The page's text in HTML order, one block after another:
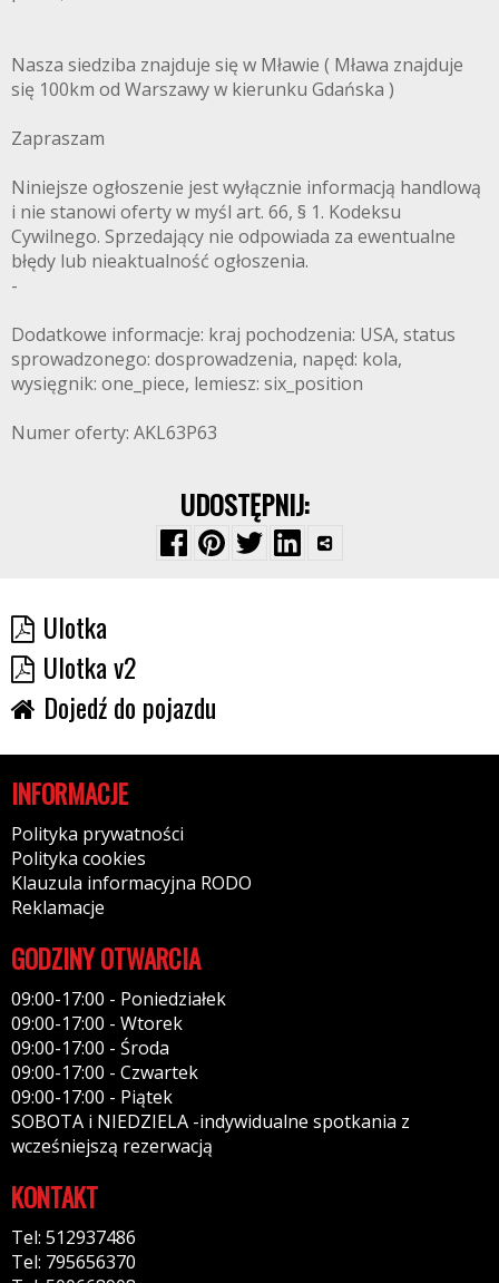
Nasza siedziba znajduje się w Mławie ( Mława znajduje
się 100km od Warszawy w kierunku Gdańska )
Zapraszam
Niniejsze ogłoszenie jest wyłącznie informacją handlową
i nie stanowi oferty w myśl art. 66, § 1. Kodeksu
Cywilnego. Sprzedający nie odpowiada za ewentualne
błędy lub nieaktualność ogłoszenia.
-
Dodatkowe informacje: kraj pochodzenia: USA, status
sprowadzonego: dosprowadzenia, napęd: kola,
wysięgnik: one_piece, lemiesz: six_position
Numer oferty: AKL63P63
UDOSTĘPNIJ:
Ulotka
Ulotka v2
Dojedź do pojazdu
INFORMACJE
Polityka prywatności
Polityka cookies
Klauzula informacyjna RODO
Reklamacje
GODZINY OTWARCIA
09:00-17:00 - Poniedziałek
09:00-17:00 - Wtorek
09:00-17:00 - Środa
09:00-17:00 - Czwartek
09:00-17:00 - Piątek
SOBOTA i NIEDZIELA -indywidualne spotkania z
wcześniejszą rezerwacją
KONTAKT
Tel: 512937486
Tel: 795656370